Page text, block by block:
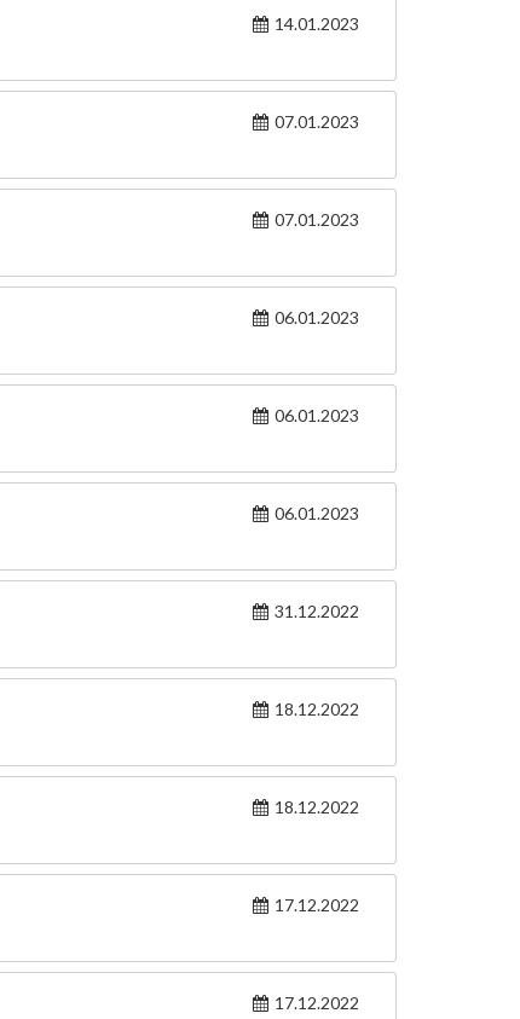
14.01.2023
07.01.2023
07.01.2023
06.01.2023
06.01.2023
06.01.2023
31.12.2022
18.12.2022
18.12.2022
17.12.2022
17.12.2022